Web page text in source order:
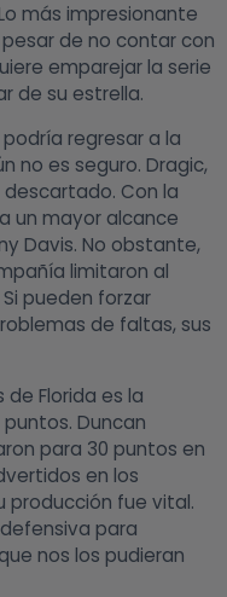
más impresionante
de no contar con
emparejar la serie
de su estrella.
regresar a la
no es seguro. Dragic,
Con la
un mayor alcance
Davis. No obstante,
limitaron al
pueden forzar
de faltas, sus
Florida es la
Duncan
para 30 puntos en
en los
producción fue vital.
para
nos los pudieran